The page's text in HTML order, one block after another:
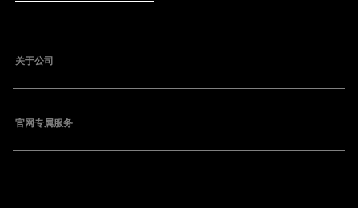
关于公司
官网专属服务